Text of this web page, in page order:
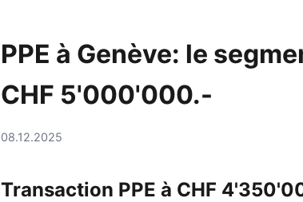
PPE à Genève: le
CHF 5'000'000.-
08.12.2025
Transaction PPE à CHF